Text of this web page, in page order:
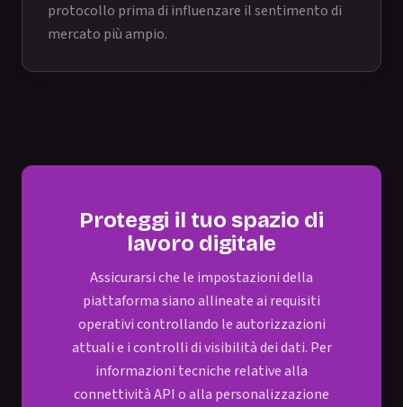
protocollo prima di influenzare il sentimento di
mercato più ampio.
Proteggi il tuo spazio di
lavoro digitale
Assicurarsi che le impostazioni della
piattaforma siano allineate ai requisiti
operativi controllando le autorizzazioni
attuali e i controlli di visibilità dei dati. Per
informazioni tecniche relative alla
connettività API o alla personalizzazione